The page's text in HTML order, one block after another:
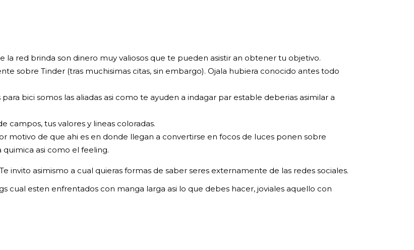
la red brinda son dinero muy valiosos que te pueden asistir an obtener tu objetivo.
sobre Tinder (tras muchisimas citas, sin embargo). Ojala hubiera conocido antes todo
bici somos las aliadas asi­ como te ayuden a indagar par estable deberias asimilar a
campos, tus valores y lineas coloradas.
motivo de que ahi es en donde llegan a convertirse en focos de luces ponen sobre
asi­ como el feeling.
invito asimismo a cual quieras formas de saber seres externamente de las redes sociales.
cual esten enfrentados con manga larga asi­ lo que debes hacer, joviales aquello con